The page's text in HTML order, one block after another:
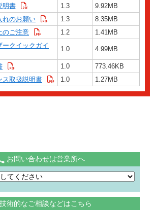
明書
1.3
9.92MB
れのお願い
1.3
8.35MB
のご注意
1.2
1.41MB
ークイックガイ
1.0 4.99MB
1.0
773.46KB
ス取扱説明書
1.0 1.27MB
お問い合わせは営業所へ
技術的なご相談などはこちら